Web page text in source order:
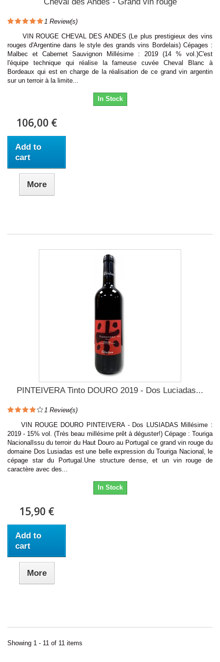
1 Review(s)
VIN ROUGE CHEVAL DES ANDES (Le plus prestigieux des vins
rouges d'Argentine dans le style des grands vins Bordelais) Cépages :
Malbec et Cabernet Sauvignon Millésime : 2019 (14 % vol.)C'est
l'équipe technique qui réalise la fameuse cuvée Cheval Blanc à
Bordeaux qui est en charge de la réalisation de ce grand vin argentin
sur un terroir à la limite...
In Stock
106,00 €
Add to
cart
More
PINTEIVERA Tinto DOURO 2019 - Dos Luciadas...
1 Review(s)
VIN ROUGE DOURO PINTEIVERA - Dos LUSIADAS Millésime :
2019 - 15% vol. (Très beau millésime prêt à déguster!) Cépage : Touriga
NacionalIssu du terroir du Haut Douro au Portugal ce grand vin rouge du
domaine Dos Lusiadas est une belle expression du Touriga Nacional, le
cépage star du Portugal.Une structure dense, et un vin rouge de
caractère avec des...
In Stock
15,90 €
Add to
cart
More
Showing 1 - 11 of 11 items